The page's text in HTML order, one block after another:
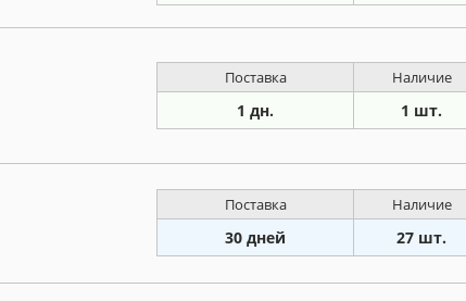
Поставка Наличие
1 дн. 1 шт.
Поставка Наличие
30 дней 27 шт.